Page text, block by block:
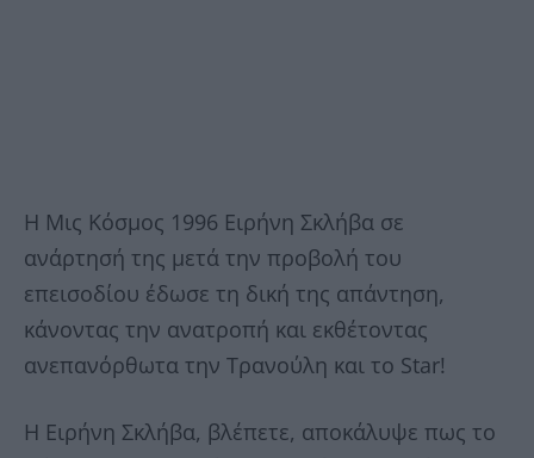
Η Μις Κόσμος 1996 Ειρήνη Σκλήβα σε
ανάρτησή της μετά την προβολή του
επεισοδίου έδωσε τη δική της απάντηση,
κάνοντας την ανατροπή και εκθέτοντας
ανεπανόρθωτα την Τρανούλη και το Star!
Η Ειρήνη Σκλήβα, βλέπετε, αποκάλυψε πως το